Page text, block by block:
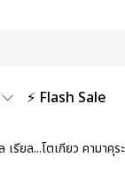
⚡ Flash Sale
รียล...โตเกียว คามาคุ